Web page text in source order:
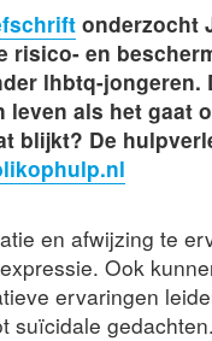
onderzocht
risico- en
lhbtq-jongeren.
als het gaat
blijkt? De
en afwijzing te
Ook
ervaringen
suïcidale gedachten.